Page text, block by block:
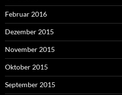
Februar 2016
Dezember 2015
November 2015
Oktober 2015
September 2015